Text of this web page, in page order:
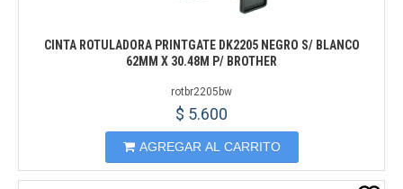
CINTA ROTULADORA PRINTGATE DK2205 NEGRO S/ BLANCO
62MM X 30.48M P/ BROTHER
rotbr2205bw
$ 5.600
AGREGAR AL CARRITO